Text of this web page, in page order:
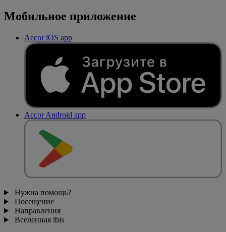
Мобильное приложение
Accor iOS app
Accor Android app
Нужна помощь?
Посещение
Направления
Вселенная ibis